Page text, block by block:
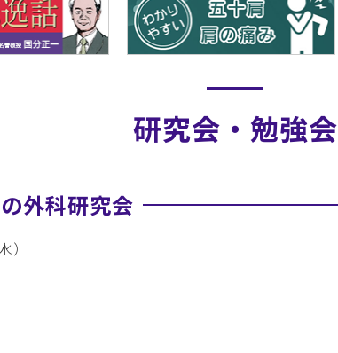
研究会・勉強会
外科研究会